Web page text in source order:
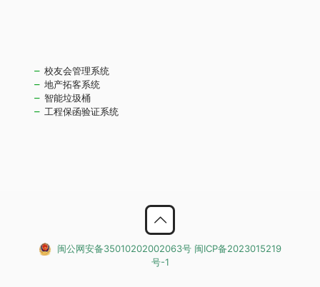
校友会管理系统
地产拓客系统
智能垃圾桶
工程保函验证系统
闽公网安备35010202002063号 闽ICP备2023015219
号-1